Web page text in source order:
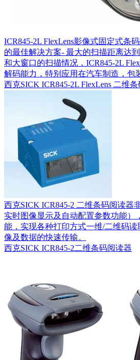
ICR845-2L FlexLens影像式固定式条
的最佳解决方案- 最大的扫描距离达到2
和大窗口的扫描情况，ICR845-2L
解码能力，特别应用在汽车制造，包装
西克SICK ICR845-2L FlexLens 二维
西克SICK ICR845-2 二维条码阅读器
实时图像显示及自动配置参数功能）
能，实现各种打印方式一维/二维码读
像及数据的快速传输。
西克SICK ICR845-2二维条码阅读器